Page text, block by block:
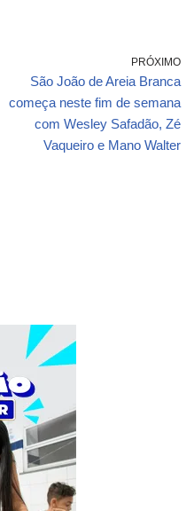
PRÓXIMO
São João de Areia Branca
começa neste fim de semana
com Wesley Safadão, Zé
Vaqueiro e Mano Walter